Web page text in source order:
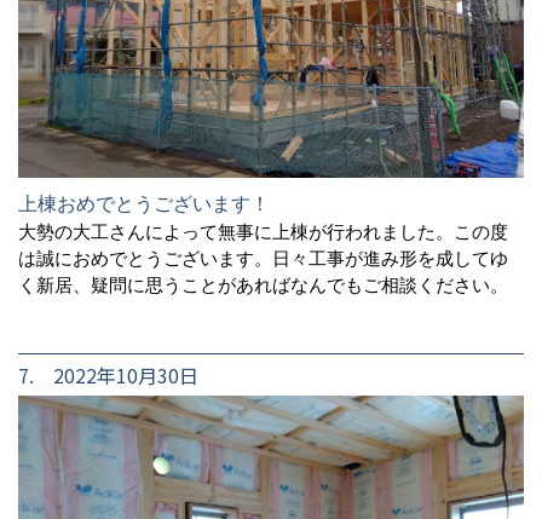
上棟おめでとうございます！
大勢の大工さんによって無事に上棟が行われました。この度
は誠におめでとうございます。日々工事が進み形を成してゆ
く新居、疑問に思うことがあればなんでもご相談ください。
7. 2022年10月30日